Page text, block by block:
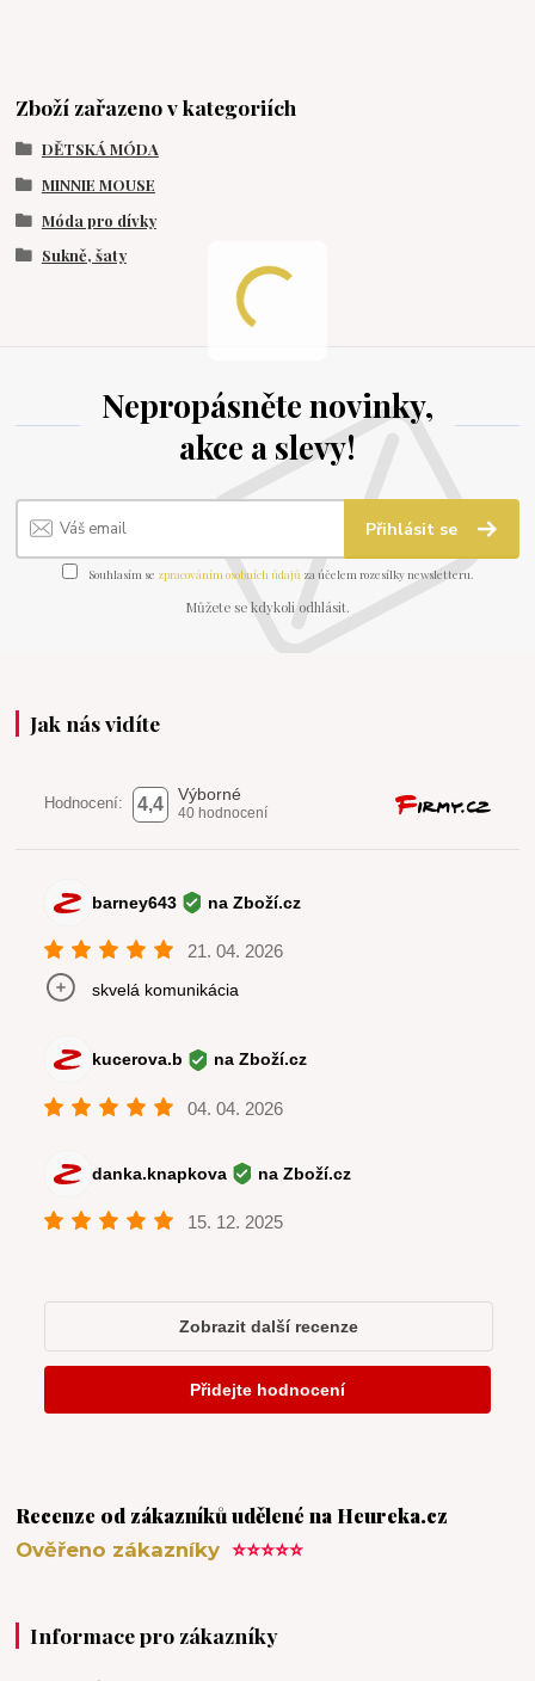
Zboží zařazeno v kategoriích
DĚTSKÁ MÓDA
MINNIE MOUSE
Móda pro dívky
Sukně, šaty
Nepropásněte novinky,
akce a slevy!
Přihlásit se
Souhlasím se zpracováním osobních údajů za účelem rozesílky newsletteru.
Můžete se kdykoli odhlásit.
Jak nás vidíte
Recenze od zákazníků udělené na Heureka.cz
Ověřeno zákazníky⭐⭐⭐⭐⭐
Informace pro zákazníky